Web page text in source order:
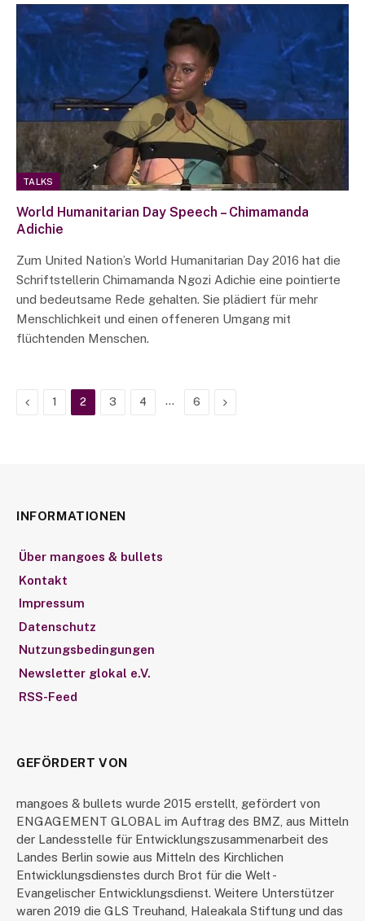
TALKS
World Humanitarian Day Speech – Chimamanda
Adichie
Zum United Nation’s World Humanitarian Day 2016 hat die
Schriftstellerin Chimamanda Ngozi Adichie eine pointierte
und bedeutsame Rede gehalten. Sie plädiert für mehr
Menschlichkeit und einen offeneren Umgang mit
flüchtenden Menschen.
Previous
1 2 3 4 … 6 Next
INFORMATIONEN
Über mangoes & bullets
Kontakt
Impressum
Datenschutz
Nutzungsbedingungen
Newsletter glokal e.V.
RSS-Feed
GEFÖRDERT VON
mangoes & bullets wurde 2015 erstellt, gefördert von
ENGAGEMENT GLOBAL im Auftrag des BMZ, aus Mitteln
der Landesstelle für Entwicklungszusammenarbeit des
Landes Berlin sowie aus Mitteln des Kirchlichen
Entwicklungsdienstes durch Brot für die Welt -
Evangelischer Entwicklungsdienst. Weitere Unterstützer
waren 2019 die GLS Treuhand, Haleakala Stiftung und das